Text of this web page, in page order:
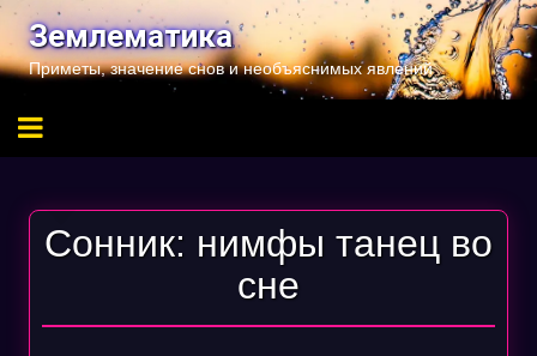
Перейти
содержимому
Землематика
Приметы, значение снов и необъяснимых явлений
Сонник: нимфы танец во
сне